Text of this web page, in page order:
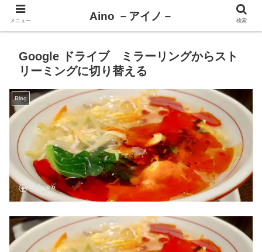
Google ドライブ ミラーリングからスト
リーミングに切り替える
Blog
メニュー Aino －アイノ－ 検索